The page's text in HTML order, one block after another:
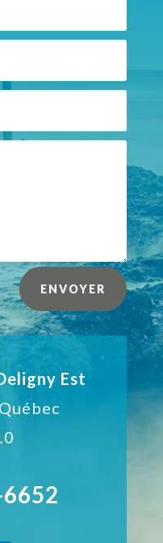
ENVOYER
Est
Québec